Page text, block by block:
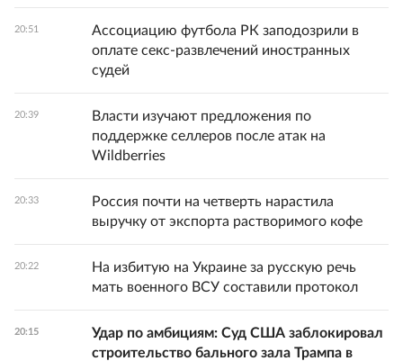
20:51
Ассоциацию футбола РК заподозрили в
оплате секс-развлечений иностранных
судей
20:39
Власти изучают предложения по
поддержке селлеров после атак на
Wildberries
20:33
Россия почти на четверть нарастила
выручку от экспорта растворимого кофе
20:22
На избитую на Украине за русскую речь
мать военного ВСУ составили протокол
20:15
Удар по амбициям: Суд США заблокировал
строительство бального зала Трампа в